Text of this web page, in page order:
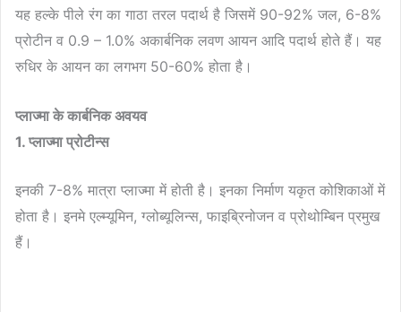
यह हल्के पीले रंग का गाठा तरल पदार्थ है जिसमें 90-92% जल, 6-8%
प्रोटीन व 0.9 – 1.0% अकार्बनिक लवण आयन आदि पदार्थ होते हैं। यह
रुधिर के आयन का लगभग 50-60% होता है।
प्लाज्मा के कार्बनिक अवयव
1. प्लाज्मा प्रोटीन्स
इनकी 7-8% मात्रा प्लाज्मा में होती है। इनका निर्माण यकृत कोशिकाओं में
होता है। इनमे एल्म्यूमिन, ग्लोब्यूलिन्स, फाइब्रिनोजन व प्रोथोम्बिन प्रमुख
हैं।